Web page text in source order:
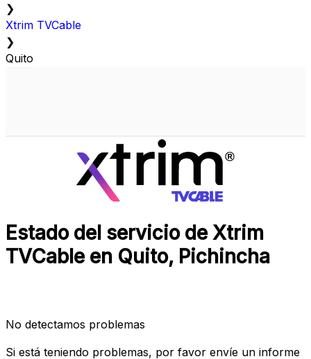
❯
Xtrim TVCable
❯
Quito
Estado del servicio de Xtrim
TVCable en Quito, Pichincha
No detectamos problemas
Si está teniendo problemas, por favor envíe un informe